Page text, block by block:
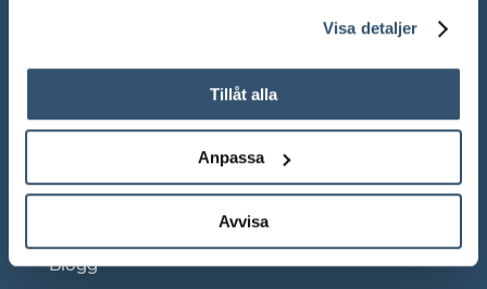
Visa detaljer
Tillåt alla
Anpassa
Avvisa
TELEFONTIDER
Under våra ordinarie öppettider
LÄNKAR
Blogg